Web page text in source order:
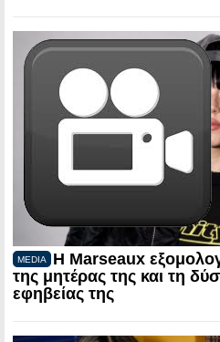
MEDIA
Η Marseaux
της μητέρας της και τη
εφηβείας της